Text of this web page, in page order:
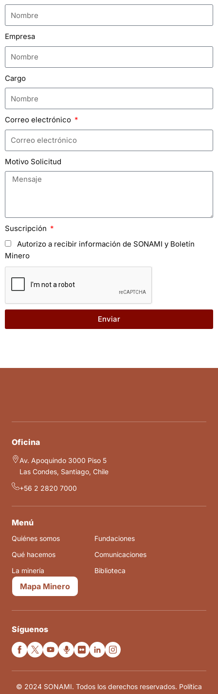
Empresa
Cargo
Correo electrónico
Motivo Solicitud
Suscripción
Autorizo a recibir información de SONAMI y Boletín
Minero
Enviar
Oficina
Av. Apoquindo 3000 Piso 5
Las Condes, Santiago, Chile
+56 2 2820 7000
Menú
Quiénes somos
Qué hacemos
La minería
Fundaciones
Comunicaciones
Biblioteca
Mapa Minero
Síguenos
© 2024 SONAMI. Todos los derechos reservados. Política